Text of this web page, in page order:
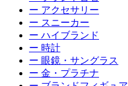
ー アクセサリー
ー スニーカー
ー ハイブランド
ー 時計
ー 眼鏡・サングラス
ー 金・プラチナ